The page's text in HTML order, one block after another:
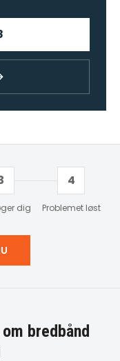
dig
4
Problemet løst
bredbånd